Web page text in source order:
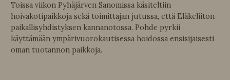
Toissa viikon Pyhäjärven Sanomissa käsiteltiin
hoivakotipaikkoja sekä toimittajan jutussa, että Eläkeliiton
paikallisyhdistyksen kannanotossa. Pohde pyrkii
käyttämään ympärivuorokautisessa hoidossa ensisijaisesti
oman tuotannon paikkoja.